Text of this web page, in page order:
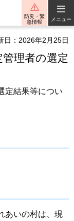
防災・緊
急情報
メニュー
日：2026年2月25日
理者の選定
定結果等につい
あいの村は、現